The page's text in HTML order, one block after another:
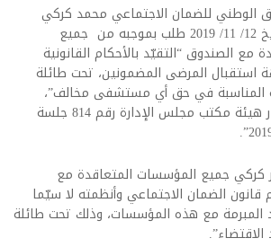
الوطني للضمان الاجتماعي محمد كركي
التعميم رقم 4186 تاريخ 12/ 11/ 2019 طلب بموجبه من جميع
مع الصندوق “التقيّد بالأحكام القانونية
استقبال المرضى المضمونين، تحت طائلة
المناسبة في حق أي مستشفى مخالف”،
وذلك “استناداً إلى قرار هيئة مكتب مجلس الإدارة رقم 814 جلسة
كركي جميع المؤسسات المتعاقدة مع
قانون الضمان الاجتماعي وأنظمته لا سيّما
المبرمة مع هذه المؤسسات، وذلك تحت طائلة
الاقتضاء”.